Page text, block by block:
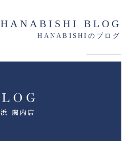
HANABISHI BLOG
HANABISHIのブログ